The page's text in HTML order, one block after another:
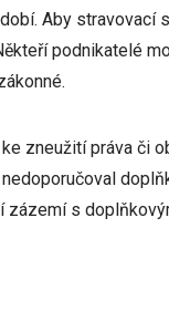
Aby stravovací
podnikatelé
zneužití práva či
s